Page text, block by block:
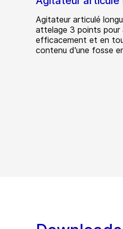
Agitateur articulé
attelage 3 points pour
efficacement et en
contenu d'une fosse